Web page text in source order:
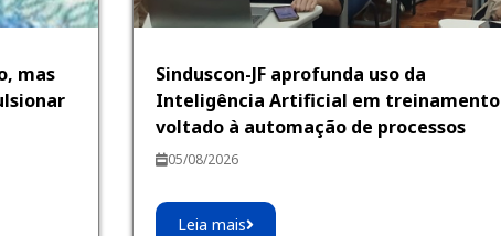
mas
Sinduscon-JF aprofunda uso da
Inteligência Artificial em treinamento
voltado à automação de processos
05/08/2026
Leia mais